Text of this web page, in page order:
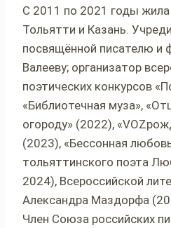
С 2011 по 2021 годы жила
Тольятти и Казань.
посвящённой писателю и
Валееву; организатор
поэтических конкурсов
«Библиотечная муза»,
огороду» (2022),
(2023), «Бессонная
тольяттинского поэта
2024), Всероссийской
Александра Маздорфа
Член Союза российских